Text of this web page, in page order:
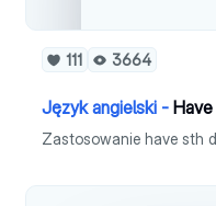
111 3664
Język angielski -
Zastosowanie have sth